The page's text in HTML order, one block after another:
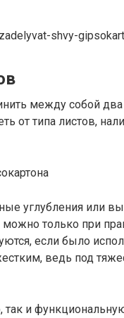
shvy-
между собой два
от типа листов,
углубления или
можно только при
если было
ведь под
и